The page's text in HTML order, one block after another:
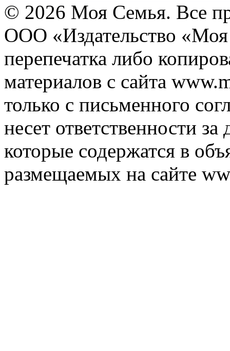
© 2026 Моя Семья. Все
ООО «Издательство
перепечатка либо
материалов с сайта
только с письменного
несет ответственности
которые содержатся в
размещаемых на сайте